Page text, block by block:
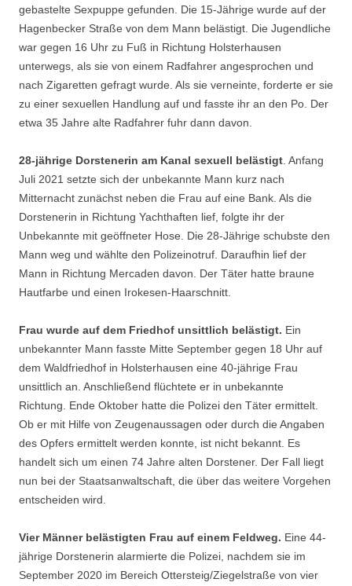
gebastelte Sexpuppe gefunden. Die 15-Jährige wurde auf der
Hagenbecker Straße von dem Mann belästigt. Die Jugendliche
war gegen 16 Uhr zu Fuß in Richtung Holsterhausen
unterwegs, als sie von einem Radfahrer angesprochen und
nach Zigaretten gefragt wurde. Als sie verneinte, forderte er sie
zu einer sexuellen Handlung auf und fasste ihr an den Po. Der
etwa 35 Jahre alte Radfahrer fuhr dann davon.
28-jährige Dorstenerin am Kanal sexuell belästigt . Anfang
Juli 2021 setzte sich der unbekannte Mann kurz nach
Mitternacht zunächst neben die Frau auf eine Bank. Als die
Dorstenerin in Richtung Yachthaften lief, folgte ihr der
Unbekannte mit geöffneter Hose. Die 28-Jährige schubste den
Mann weg und wählte den Polizeinotruf. Daraufhin lief der
Mann in Richtung Mercaden davon. Der Täter hatte braune
Hautfarbe und einen Irokesen-Haarschnitt.
Frau wurde auf dem Friedhof unsittlich belästigt. Ein
unbekannter Mann fasste Mitte September gegen 18 Uhr auf
dem Waldfriedhof in Holsterhausen eine 40-jährige Frau
unsittlich an. Anschließend flüchtete er in unbekannte
Richtung. Ende Oktober hatte die Polizei den Täter ermittelt.
Ob er mit Hilfe von Zeugenaussagen oder durch die Angaben
des Opfers ermittelt werden konnte, ist nicht bekannt. Es
handelt sich um einen 74 Jahre alten Dorstener. Der Fall liegt
nun bei der Staatsanwaltschaft, die über das weitere Vorgehen
entscheiden wird.
Vier Männer belästigten Frau auf einem Feldweg. Eine 44-
jährige Dorstenerin alarmierte die Polizei, nachdem sie im
September 2020 im Bereich Ottersteig/Ziegelstraße von vier